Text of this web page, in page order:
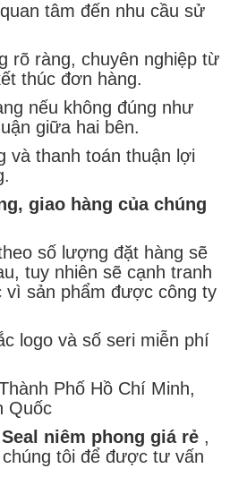
tâm đến nhu cầu sử
rõ ràng, chuyên nghiệp từ
thúc đơn hàng.
nếu không đúng như
giữa hai bên.
và thanh toán thuận lợi
giao hàng của chúng
số lượng đặt hàng sẽ
tuy nhiên sẽ cạnh tranh
vì sản phẩm được công ty
logo và số seri miễn phí
Phố Hồ Chí Minh,
Quốc
Seal niêm phong giá rẻ ,
tôi để được tư vấn